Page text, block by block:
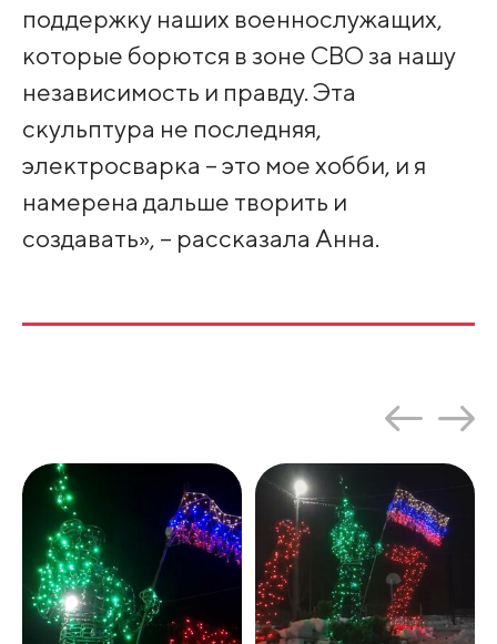
поддержку наших военнослужащих,
которые борются в зоне СВО за нашу
независимость и правду. Эта
скульптура не последняя,
электросварка – это мое хобби, и я
намерена дальше творить и
создавать», – рассказала Анна.